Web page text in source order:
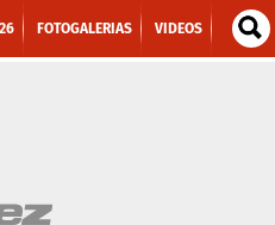
FOTOGALERIAS VIDEOS